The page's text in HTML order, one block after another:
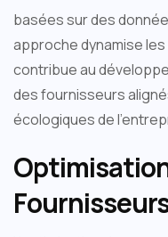
basées sur des
approche dynamise
contribue au
des fournisseurs
écologiques de